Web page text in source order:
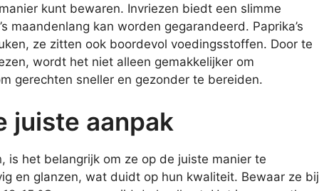
kunt bewaren. Invriezen biedt een slimme
maandenlang kan worden gegarandeerd. Paprika’s
ze zitten ook boordevol voedingsstoffen. Door te
wordt het niet alleen gemakkelijker om
gerechten sneller en gezonder te bereiden.
juiste aanpak
is het belangrijk om ze op de juiste manier te
en glanzen, wat duidt op hun kwaliteit. Bewaar ze bij